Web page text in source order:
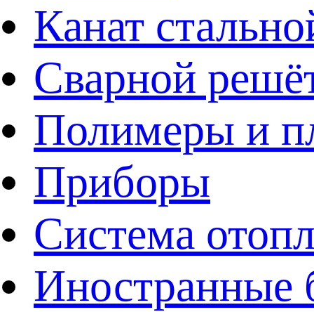
Канат
Сварной
Полимеры и
Приборы
Система
Иностранные